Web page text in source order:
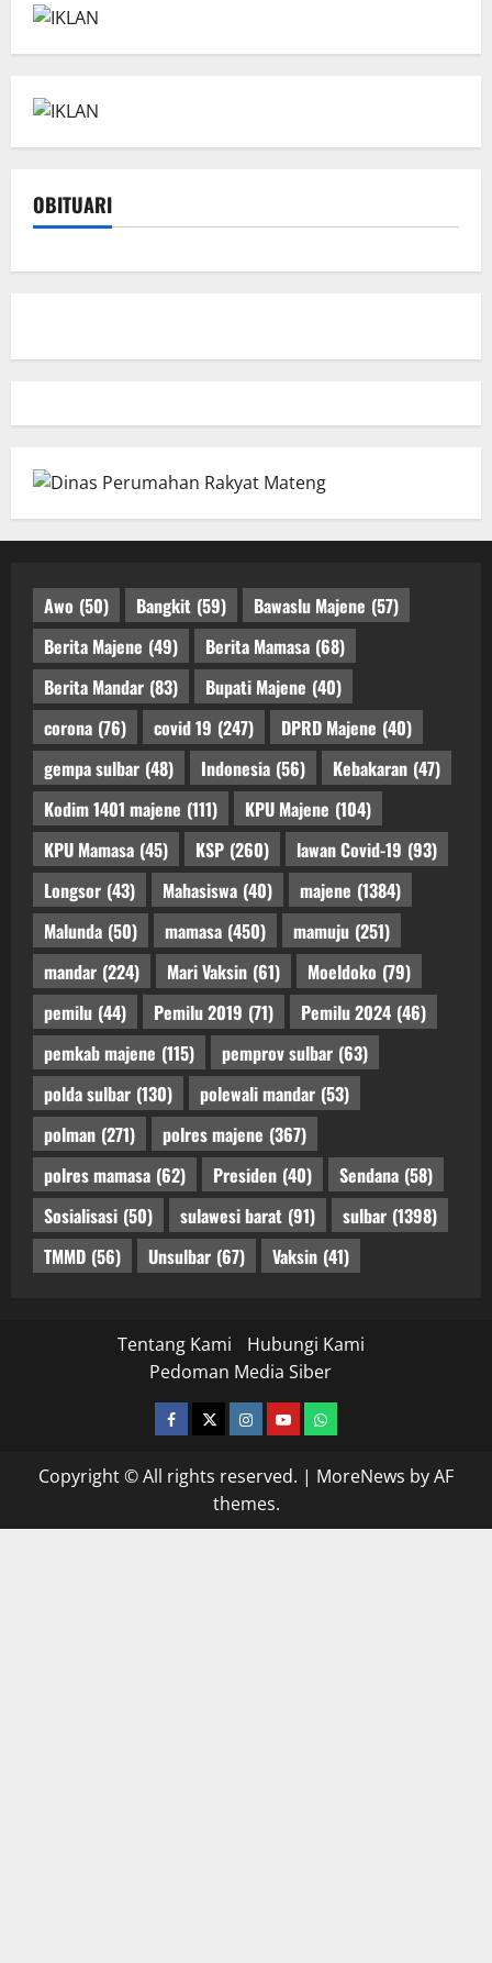
OBITUARI
Awo (50) Bangkit (59) Bawaslu Majene (57)
Berita Majene (49) Berita Mamasa (68)
Berita Mandar (83) Bupati Majene (40)
corona (76) covid 19 (247) DPRD Majene (40)
gempa sulbar (48) Indonesia (56) Kebakaran (47)
Kodim 1401 majene (111) KPU Majene (104)
KPU Mamasa (45) KSP (260) lawan Covid-19 (93)
Longsor (43) Mahasiswa (40) majene (1384)
Malunda (50) mamasa (450) mamuju (251)
mandar (224) Mari Vaksin (61) Moeldoko (79)
pemilu (44) Pemilu 2019 (71) Pemilu 2024 (46)
pemkab majene (115) pemprov sulbar (63)
polda sulbar (130) polewali mandar (53)
polman (271) polres majene (367)
polres mamasa (62) Presiden (40) Sendana (58)
Sosialisasi (50) sulawesi barat (91) sulbar (1398)
TMMD (56) Unsulbar (67) Vaksin (41)
Tentang Kami
Hubungi Kami
Pedoman Media Siber
facebooktwitterinstagram.com
youtubewhatsapp
Copyright © All rights reserved. | MoreNews by AF
themes.